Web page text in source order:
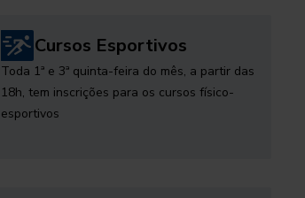
Cursos Esportivos
Toda 1ª e 3ª quinta-feira do mês, a partir das
18h, tem inscrições para os cursos físico-
esportivos